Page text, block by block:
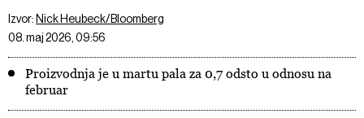
Izvor: Nick Heubeck/Bloomberg
08. maj 2026, 09:56
Proizvodnja je u martu pala za 0,7 odsto u odnosu na
februar